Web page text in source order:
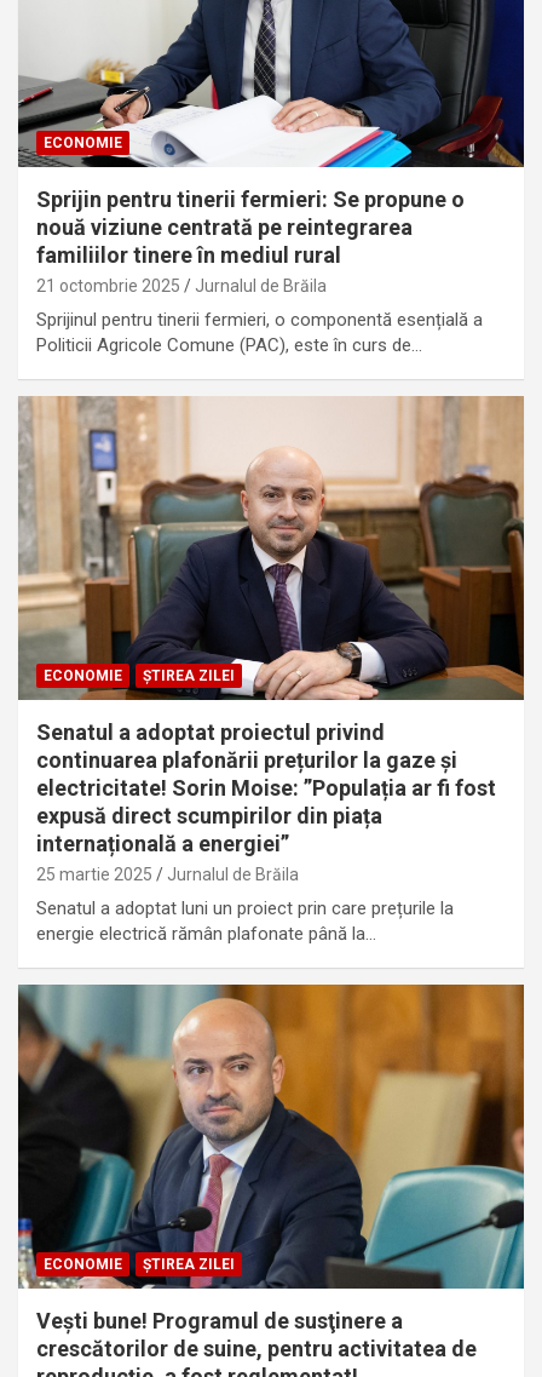
ECONOMIE
Sprijin pentru tinerii fermieri: Se propune o
nouă viziune centrată pe reintegrarea
familiilor tinere în mediul rural
21 octombrie 2025 Jurnalul de Brăila
Sprijinul pentru tinerii fermieri, o componentă esențială a
Politicii Agricole Comune (PAC), este în curs de…
ECONOMIE ȘTIREA ZILEI
Senatul a adoptat proiectul privind
continuarea plafonării prețurilor la gaze și
electricitate! Sorin Moise: ”Populația ar fi fost
expusă direct scumpirilor din piața
internațională a energiei”
25 martie 2025 Jurnalul de Brăila
Senatul a adoptat luni un proiect prin care prețurile la
energie electrică rămân plafonate până la…
ECONOMIE ȘTIREA ZILEI
Vești bune! Programul de susţinere a
crescătorilor de suine, pentru activitatea de